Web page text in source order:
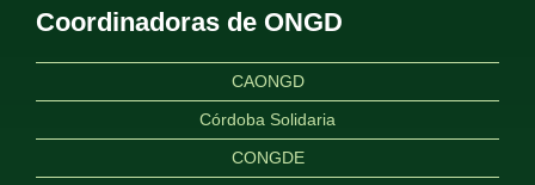
Coordinadoras de ONGD
CAONGD
Córdoba Solidaria
CONGDE